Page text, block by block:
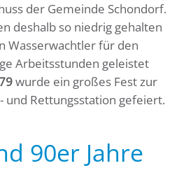
der Gemeinde Schondorf.
deshalb so niedrig gehalten
Wasserwachtler für den
Arbeitsstunden geleistet
wurde ein großes Fest zur
und Rettungsstation gefeiert.
90er Jahre